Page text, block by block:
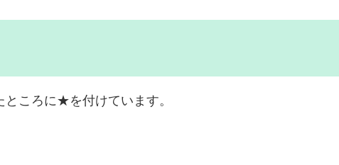
りハサミ・糸切りハサミ・針山など…）